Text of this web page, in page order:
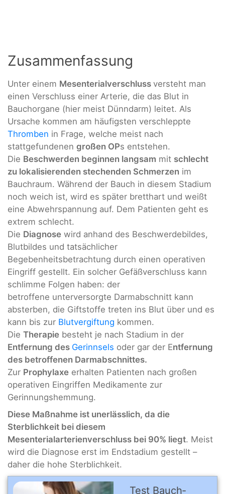
Zusammenfassung
Unter einem Mesenterialverschluss versteht man
einen Verschluss einer Arterie, die das Blut in
Bauchorgane (hier meist Dünndarm) leitet. Als
Ursache kommen am häufigsten verschleppte
Thromben in Frage, welche meist nach
stattgefundenen großen OPs entstehen.
Die Beschwerden beginnen langsam mit schlecht
zu lokalisierenden stechenden Schmerzen im
Bauchraum. Während der Bauch in diesem Stadium
noch weich ist, wird es später bretthart und weißt
eine Abwehrspannung auf. Dem Patienten geht es
extrem schlecht.
Die Diagnose wird anhand des Beschwerdebildes,
Blutbildes und tatsächlicher
Begebenheitsbetrachtung durch einen operativen
Eingriff gestellt. Ein solcher Gefäßverschluss kann
schlimme Folgen haben: der
betroffene unterversorgte Darmabschnitt kann
absterben, die Giftstoffe treten ins Blut über und es
kann bis zur Blutvergiftung kommen.
Die Therapie besteht je nach Stadium in der
Entfernung des Gerinnsels oder gar der Entfernung
des betroffenen Darmabschnittes.
Zur Prophylaxe erhalten Patienten nach großen
operativen Eingriffen Medikamente zur
Gerinnungshemmung.
Diese Maßnahme ist unerlässlich, da die
Sterblichkeit bei diesem
Mesenterialarterienverschluss bei 90% liegt. Meist
wird die Diagnose erst im Endstadium gestellt –
daher die hohe Sterblichkeit.
Test Bauch­